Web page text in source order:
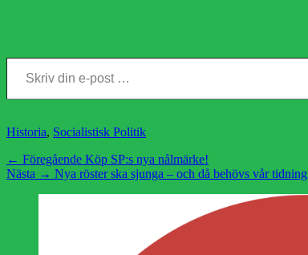
Skriv din e-post …
Kategorier
Historia, Socialistisk Politik
Inläggsnavigering
← Föregående Föregående
inlägg:
Köp SP:s nya nålmärke!
Nästa → Nästa
Nya röster ska sjunga – och då behövs vår tidning